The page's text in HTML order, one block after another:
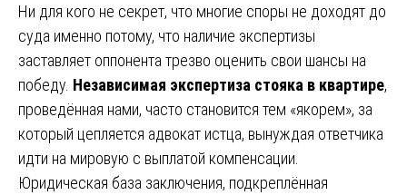
Ни для кого не секрет, что многие споры не доходят до
суда именно потому, что наличие экспертизы
заставляет оппонента трезво оценить свои шансы на
победу. Независимая экспертиза стояка в квартире,
проведённая нами, часто становится тем «якорем», за
который цепляется адвокат истца, вынуждая ответчика
идти на мировую с выплатой компенсации.
Юридическая база заключения, подкреплённая